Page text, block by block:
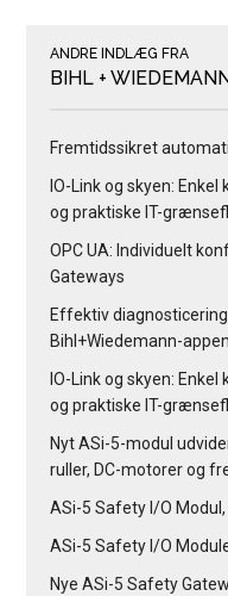
ANDRE INDLÆG FRA
BIHL +
Fremtidssikret
IO-Link og skyen:
og praktiske IT-
OPC UA: Individuelt
Gateways
Effektiv
Bihl+Wiedemann-appen
IO-Link og skyen:
og praktiske IT-
Nyt ASi-5-modul
ruller, DC-motorer og
ASi-5 Safety I/O
ASi-5 Safety I/O
Nye ASi-5 Safety